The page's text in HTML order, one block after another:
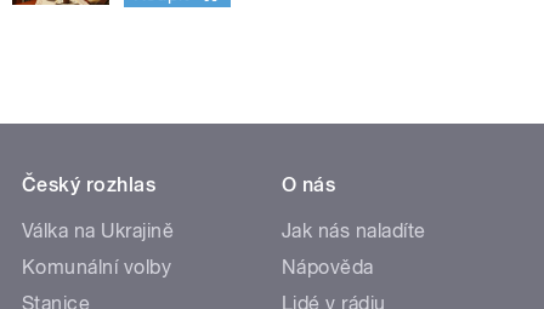
Český rozhlas
Válka na Ukrajině
Komunální volby
Stanice
O nás
Jak nás naladíte
Nápověda
Lidé v rádiu